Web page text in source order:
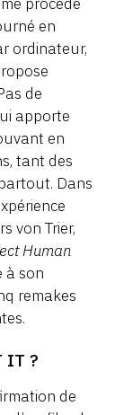
en
ordinateur,
de
apporte
en
tant des
Dans
von Trier,
Human
à son
remakes
IT ?
de